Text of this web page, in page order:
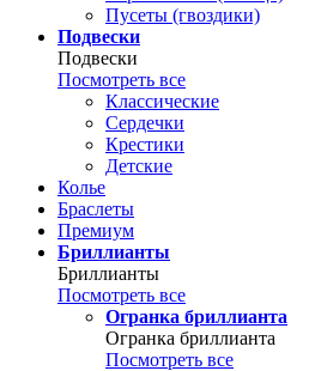
Пусеты (гвоздики)
Подвески
Подвески
Посмотреть все
Классические
Сердечки
Крестики
Детские
Колье
Браслеты
Премиум
Бриллианты
Бриллианты
Посмотреть все
Огранка бриллианта
Огранка бриллианта
Посмотреть все